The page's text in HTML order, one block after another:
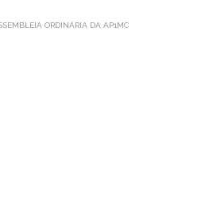
ORDINÁRIA DA AP1MC